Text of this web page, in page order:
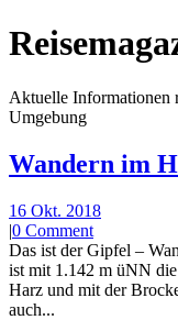
Aktuelle Informationen
Umgebung
Wandern im
16 Okt. 2018
|0 Comment
Das ist der Gipfel –
ist mit 1.142 m üNN
Harz und mit der
auch...